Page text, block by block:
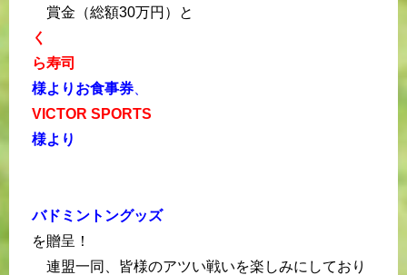
賞金（総額30万円）と
く
ら寿司
様よりお食事券
VICTOR SPORTS
様より
バドミントングッズ
を贈呈！
連盟一同、皆様のアツい戦いを楽しみにしており